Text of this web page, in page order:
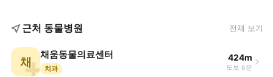
근처 동물병원 전체 보기
채
채움동물의료센터
치과
424m
도보 6분